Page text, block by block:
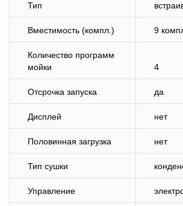
Тип
Вместимость (компл.) 9
Количество программ
мойки
4
Отсрочка запуска да
Дисплей нет
Половинная загрузка нет
Тип сушки
Управление